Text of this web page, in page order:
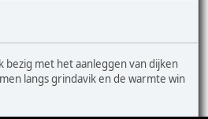
bezig met het aanleggen van dijken
langs grindavik en de warmte win